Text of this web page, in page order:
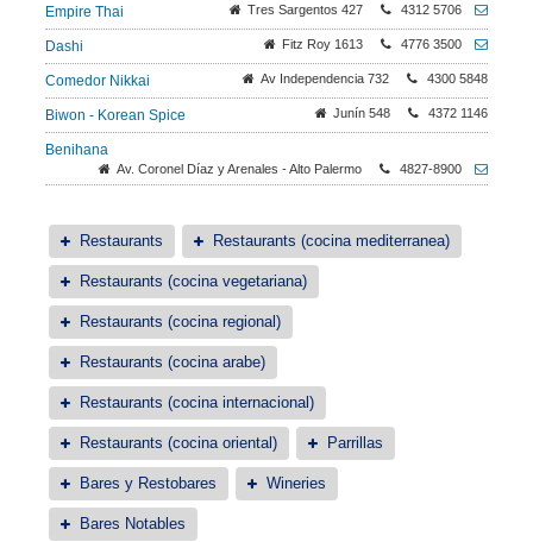
Empire Thai Tres Sargentos 427 4312 5706
Dashi Fitz Roy 1613 4776 3500
Comedor Nikkai Av Independencia 732 4300 5848
Biwon - Korean Spice Junín 548 4372 1146
Benihana
Av. Coronel Díaz y Arenales - Alto Palermo 4827-8900
Restaurants Restaurants (cocina mediterranea)
Restaurants (cocina vegetariana)
Restaurants (cocina regional)
Restaurants (cocina arabe)
Restaurants (cocina internacional)
Restaurants (cocina oriental) Parrillas
Bares y Restobares Wineries
Bares Notables